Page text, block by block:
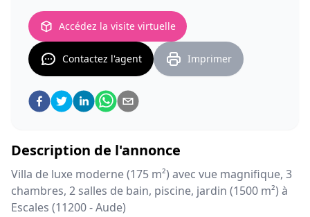
Accédez la visite virtuelle
Contactez l'agent Imprimer
Description de l'annonce
Villa de luxe moderne (175 m²) avec vue magnifique, 3
chambres, 2 salles de bain, piscine, jardin (1500 m²) à
Escales (11200 - Aude)